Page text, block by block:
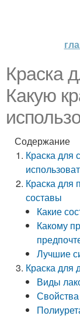
Краска
Какую
Содержание
Краска для
Краска для
составы
Какие
Какому
Лучшие
Краска для
Виды